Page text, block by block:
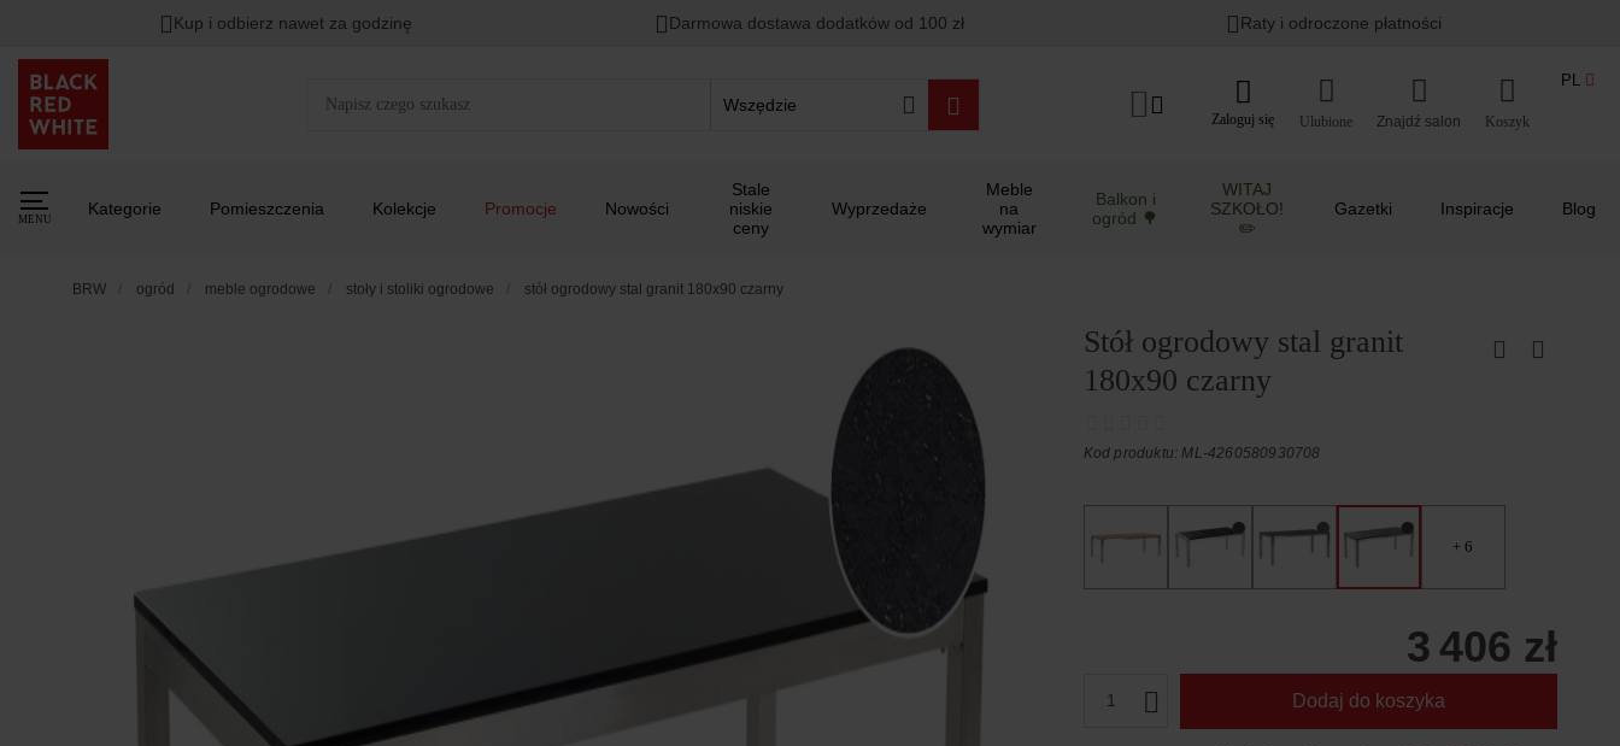
Kup i odbierz nawet za godzinę Darmowa dostawa dodatków od 100 zł Raty i odroczone płatności
Wszędzie
Zaloguj się Ulubione Koszyk
PL
MENU
Kategorie Pomieszczenia Kolekcje Promocje Nowości
Stale
niskie
ceny
Wyprzedaże
Meble
na
wymiar
Balkon i
ogród 🌳
WITAJ
SZKOŁO!
✏️
Gazetki Inspiracje Blog
BRW ogród meble ogrodowe stoły i stoliki ogrodowe stół ogrodowy stal granit 180x90 czarny
Stół ogrodowy stal granit
180x90 czarny
Kod produktu: ML-4260580930708
+ 6
3 406 zł
1 Dodaj do koszyka